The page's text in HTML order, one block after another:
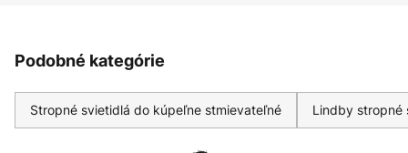
Podobné kategórie
Stropné svietidlá do kúpeľne stmievateľné Lindby stropné